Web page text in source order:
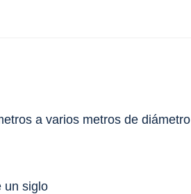
a varios metros de diámetro
un siglo